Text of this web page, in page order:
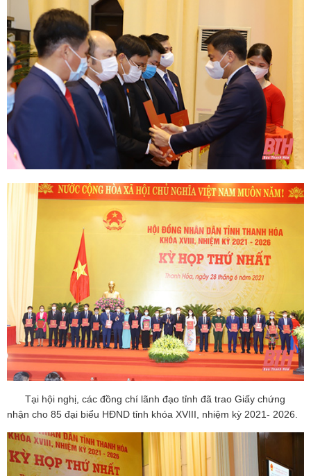
Tại hội nghị, các đồng chí lãnh đạo tỉnh đã trao Giấy chứng
nhận cho 85 đại biểu HĐND tỉnh khóa XVIII, nhiệm kỳ 2021- 2026.